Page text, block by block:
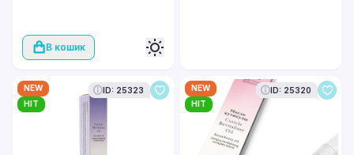
В кошик
NEW
HIT
ID: 25323
NEW
HIT
ID: 25320